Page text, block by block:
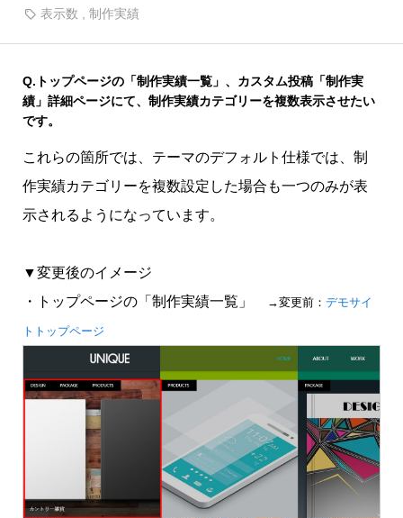
iframe
meta description 21
meta title 39 Welcart
表示数 , 制作実績
Q. トップページの「制作実績一覧」、カスタム投稿「制作実
績」詳細ページにて、制作実績カテゴリーを複数表示させたい
です。
これらの箇所では、テーマのデフォルト仕様では、制
作実績カテゴリーを複数設定した場合も一つのみが表
示されるようになっています。
▼変更後のイメージ
・トップページの「制作実績一覧」
→変更前： デモサイ
トトップページ